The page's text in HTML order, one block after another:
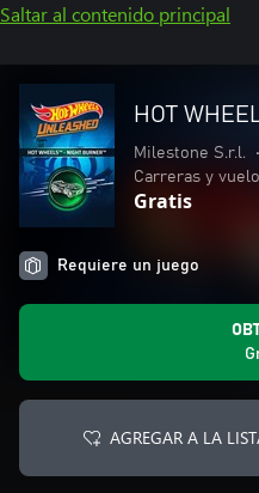
Saltar al contenido principal
HOT
Milestone S.r.l. •
Carreras y vuelo
Gratis
Requiere un juego
AGREGAR A LA